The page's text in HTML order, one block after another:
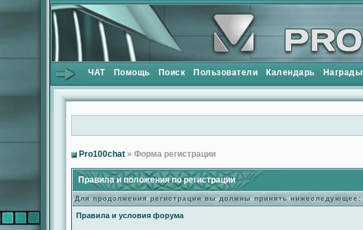
ЧАТ Помощь Поиск Пользователи Календарь Награды
Pro100chat » Форма регистрации
Правила и положения по регистрации
Для продолжения регистрации вы должны принять нижеследующее:
Правила и условия форума